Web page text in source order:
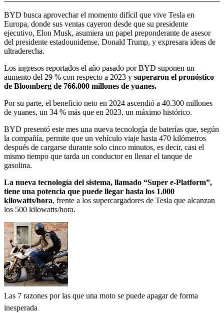
BYD busca aprovechar el momento difícil que vive Tesla en
Europa, donde sus ventas cayeron desde que su presidente
ejecutivo, Elon Musk, asumiera un papel preponderante de asesor
del presidente estadounidense, Donald Trump, y expresara ideas de
ultraderecha.
Los ingresos reportados el año pasado por BYD suponen un
aumento del 29 % con respecto a 2023 y superaron el pronóstico
de Bloomberg de 766.000 millones de yuanes.
Por su parte, el beneficio neto en 2024 ascendió a 40.300 millones
de yuanes, un 34 % más que en 2023, un máximo histórico.
BYD presentó este mes una nueva tecnología de baterías que, según
la compañía, permite que un vehículo viaje hasta 470 kilómetros
después de cargarse durante solo cinco minutos, es decir, casi el
mismo tiempo que tarda un conductor en llenar el tanque de
gasolina.
La nueva tecnología del sistema, llamado “Super e-Platform”,
tiene una potencia que puede llegar hasta los 1.000
kilowatts/hora, frente a los supercargadores de Tesla que alcanzan
los 500 kilowatts/hora.
Las 7 razones por las que una moto se puede apagar de forma
inesperada